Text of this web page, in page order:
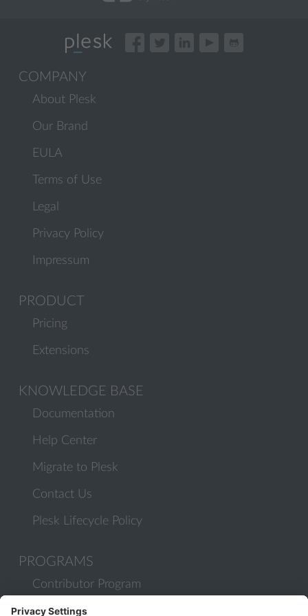
COMPANY
About Plesk
Our Brand
EULA
Terms of Use
Legal
Privacy Policy
Impressum
PRODUCT
Pricing
Extensions
KNOWLEDGE BASE
Documentation
Help Center
Migrate to Plesk
Contact Us
Plesk Lifecycle Policy
PROGRAMS
Contributor Program
Partner Program